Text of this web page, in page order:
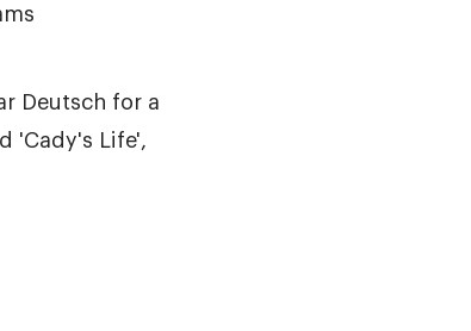
Deutsch for a
'Cady's Life',